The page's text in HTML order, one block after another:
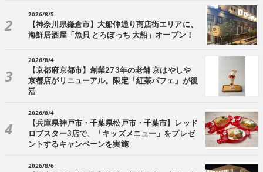
2026/8/5
【神奈川県鎌倉市】大船仲通り商店街エリアに、
海鮮居酒屋「魚貝 とろぼっち 大船」オープン！
2026/8/4
【京都府京都市】創業273年の老舗 京はやしや
京都店がリニューアル。限定「紅茶パフェ」が復
活
2026/8/4
【兵庫県神戸市・千葉県松戸市・千葉市】レッド
ロブスター3店で、「キッズメニュー」をプレゼ
ントするキャンペーンを実施
2026/8/6